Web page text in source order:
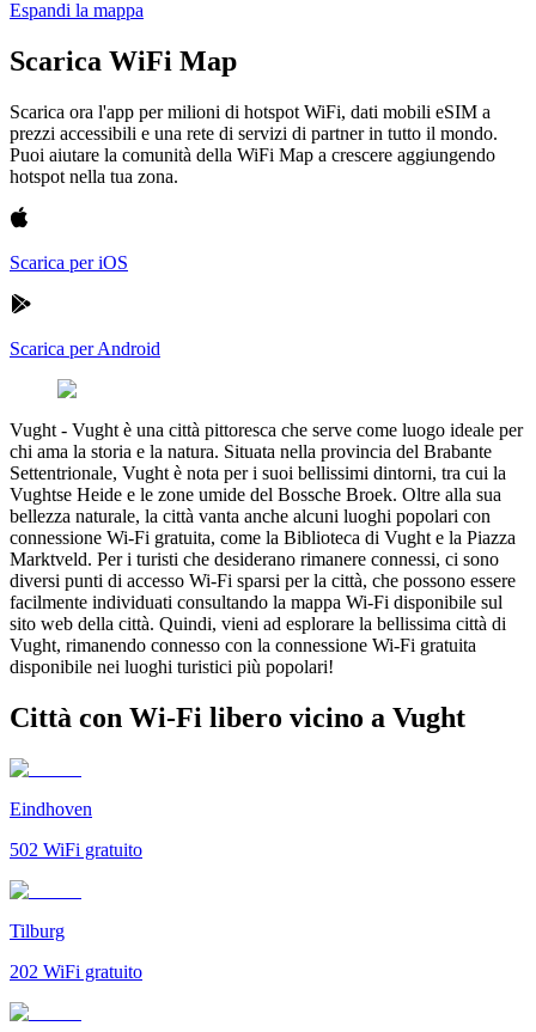
Espandi la mappa
Scarica WiFi Map
Scarica ora l'app per milioni di hotspot WiFi, dati mobili eSIM a
prezzi accessibili e una rete di servizi di partner in tutto il mondo.
Puoi aiutare la comunità della WiFi Map a crescere aggiungendo
hotspot nella tua zona.
Scarica per iOS
Scarica per Android
Vught - Vught è una città pittoresca che serve come luogo ideale per
chi ama la storia e la natura. Situata nella provincia del Brabante
Settentrionale, Vught è nota per i suoi bellissimi dintorni, tra cui la
Vughtse Heide e le zone umide del Bossche Broek. Oltre alla sua
bellezza naturale, la città vanta anche alcuni luoghi popolari con
connessione Wi-Fi gratuita, come la Biblioteca di Vught e la Piazza
Marktveld. Per i turisti che desiderano rimanere connessi, ci sono
diversi punti di accesso Wi-Fi sparsi per la città, che possono essere
facilmente individuati consultando la mappa Wi-Fi disponibile sul
sito web della città. Quindi, vieni ad esplorare la bellissima città di
Vught, rimanendo connesso con la connessione Wi-Fi gratuita
disponibile nei luoghi turistici più popolari!
Città con Wi-Fi libero vicino a Vught
Eindhoven
502 WiFi gratuito
Tilburg
202 WiFi gratuito